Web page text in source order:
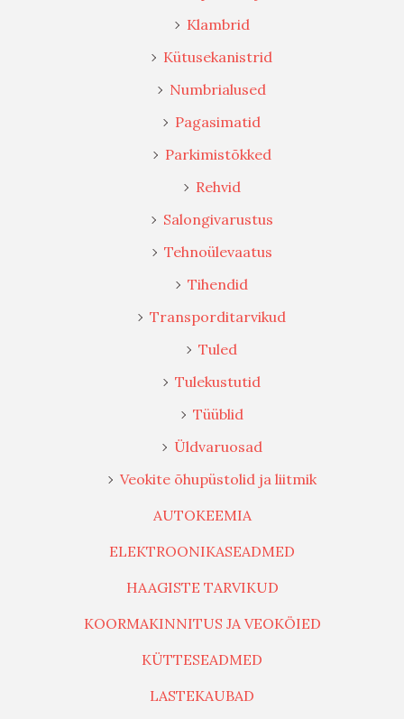
Klambrid
Kütusekanistrid
Numbrialused
Pagasimatid
Parkimistõkked
Rehvid
Salongivarustus
Tehnoülevaatus
Tihendid
Transporditarvikud
Tuled
Tulekustutid
Tüüblid
Üldvaruosad
Veokite õhupüstolid ja liitmik
AUTOKEEMIA
ELEKTROONIKASEADMED
HAAGISTE TARVIKUD
KOORMAKINNITUS JA VEOKÖIED
KÜTTESEADMED
LASTEKAUBAD